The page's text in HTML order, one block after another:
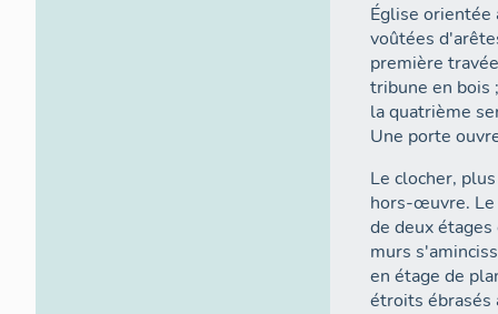
Église orientée
voûtées
première
tribune en bois
la quatrième
Une porte
Le clocher,
hors-œuvre. Le
de deux
murs
en étage de
étroits ébrasés